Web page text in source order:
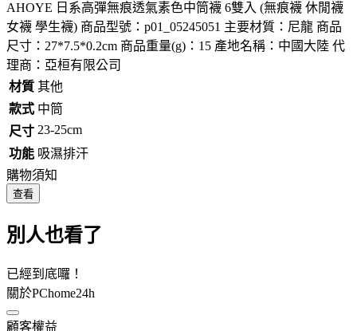
AHOYE 日系高彈無痕透氣素色中筒襪 6雙入 (無痕襪 休閒襪
女襪 學生襪) 商品型號：p01_05245051 主要材質：尼龍 商品
尺寸：27*7.5*0.2cm 商品重量(g)：15 產地名稱：中國大陸 代
理商：亞桓有限公司
材質 其他
款式 中筒
尺寸 23-25cm
功能 吸濕排汗
購物須知
查看
別人也看了
已經到底囉！
關於PChome24h
顧客權益